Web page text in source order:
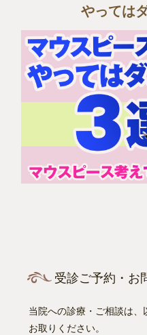
やっては
受診ご予約・お
当院への診療・ご相談は
お取りください。